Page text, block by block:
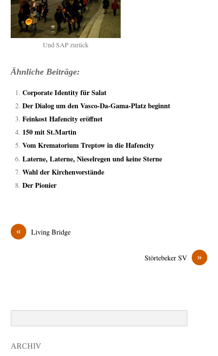
Und SAP zurück
Ähnliche Beiträge:
Corporate Identity für Salat
Der Dialog um den Vasco-Da-Gama-Platz beginnt
Feinkost Hafencity eröffnet
150 mit St.Martin
Vom Krematorium Treptow in die Hafencity
Laterne, Laterne, Nieselregen und keine Sterne
Wahl der Kirchenvorstände
Der Pionier
« Living Bridge
»
Störtebeker SV
ARCHIV